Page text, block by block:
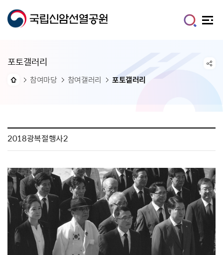
포토갤러리
참여마당 참여갤러리 포토갤러리
2018광복절행사2